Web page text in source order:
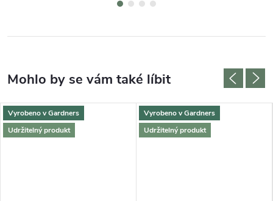
Vyrobeno v Gardners
Udržitelný produkt
Vyrobeno v Gardners
Udržitelný produkt